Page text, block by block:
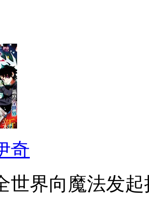
奇
世界向魔法发起